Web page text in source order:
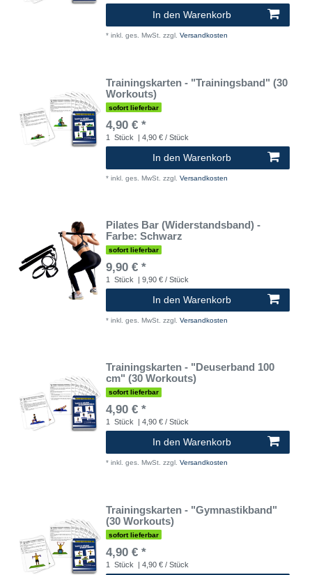
In den Warenkorb
* inkl. ges. MwSt. zzgl. Versandkosten
Trainingskarten - "Trainingsband" (30
Workouts)
sofort lieferbar
4,90 € *
1 Stück | 4,90 € / Stück
In den Warenkorb
* inkl. ges. MwSt. zzgl. Versandkosten
Pilates Bar (Widerstandsband) -
Farbe: Schwarz
sofort lieferbar
9,90 € *
1 Stück | 9,90 € / Stück
In den Warenkorb
* inkl. ges. MwSt. zzgl. Versandkosten
Trainingskarten - "Deuserband 100
cm" (30 Workouts)
sofort lieferbar
4,90 € *
1 Stück | 4,90 € / Stück
In den Warenkorb
* inkl. ges. MwSt. zzgl. Versandkosten
Trainingskarten - "Gymnastikband"
(30 Workouts)
sofort lieferbar
4,90 € *
1 Stück | 4,90 € / Stück